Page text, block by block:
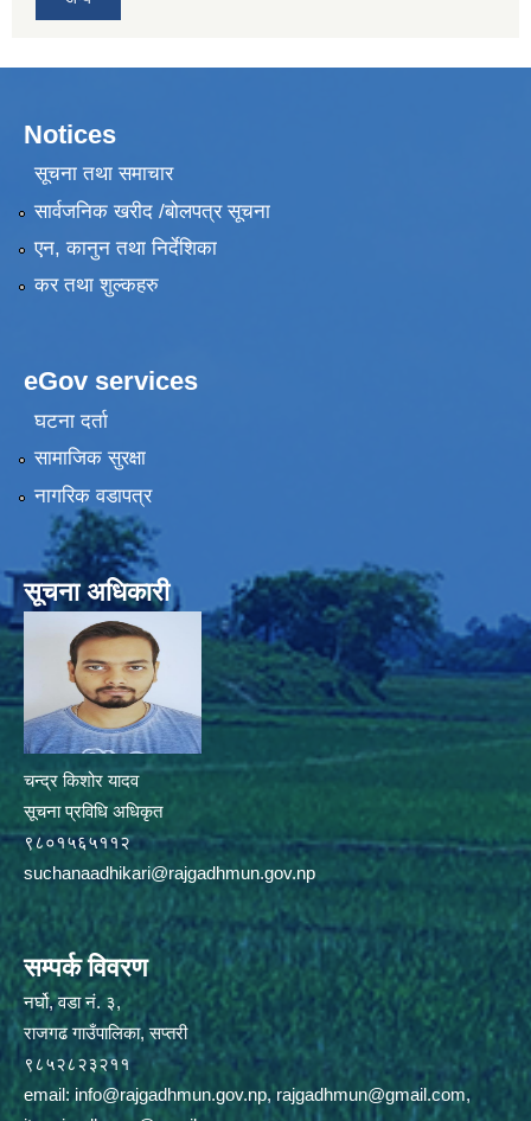
Notices
सूचना तथा समाचार
सार्वजनिक खरीद /बोलपत्र सूचना
एन, कानुन तथा निर्देशिका
कर तथा शुल्कहरु
eGov services
घटना दर्ता
सामाजिक सुरक्षा
नागरिक वडापत्र
सूचना अधिकारी
चन्द्र किशोर यादव
सूचना प्रविधि अधिकृत
९८०१५६५११२
suchanaadhikari@rajgadhmun.gov.np
सम्पर्क विवरण
नर्घो, वडा नं. ३,
राजगढ गाउँपालिका, सप्तरी
९८५२८२३२११
email: info@rajgadhmun.gov.np,rajgadhmun@gmail.com,